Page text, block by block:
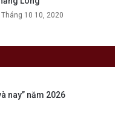
Tháng 10 10, 2020
nay” năm 2026